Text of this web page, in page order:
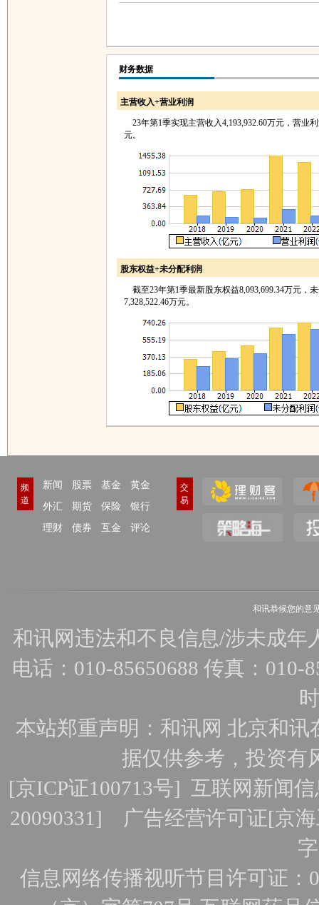
财务数据
主营收入+营业利润
23年第1季实现主营收入4,193,932.60万元，营业利
元。
股东权益+未分配利润
截至23年第1季最新股东权益8,093,699.34万元，
7,328,522.46万元。
频
道
新闻 股票 基金
黄金
外汇
期货 保险
银行
理财
债券 互金 评论
交
易
和讯恭候您的意
和讯网违法和不良信息/涉未成年
电话：010-85650688 传真：010-
本站郑重声明：和讯网 北京和
据仅供参考，投资有
[京ICP证100713号]互联网新闻
20090331] 广告经营许可证[京
信息网络传播视听节目许可证：